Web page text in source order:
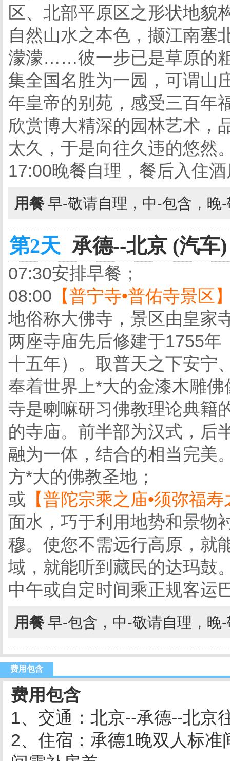
区、北部平原区之形状地貌
自然山水之本色，撷江南塞
濛濛……彼一步已是草原的
集全国名胜为一园，可谓山
年皇帝的别苑，感受三百年
欣赏博大精深的园林艺术，
太久，于是向往久违的悠然
17:00晚餐自理，餐后入住
用餐 早-敬请自理，中-包含，晚
第2天 承德--北京 (汽车)
07:30安排早餐；
08:00 【普宁寺•普佑寺景区
地俗称大佛寺，景区由皇家
两座寺庙先后修建于1755
十五年）。取普天之下安宁
奉着世界上*大的金漆木雕
寺是喇嘛研习佛教理论典籍
的寺庙。前半部为汉式，后
融为一体，结合的相当完美
方*大的佛教圣地；
或 【普陀宗乘之庙•须弥福
面水，巧于利用地势和景物
穆。使您不需远行高原，就
域，就能听到藏民的达玛鼓
中午或自定时间乘正规客运
用餐 早-包含，中-敬请自理，晚
费用包含
费用包含
1、交通：北京--承德--北京
2、住宿：承德1晚双人标